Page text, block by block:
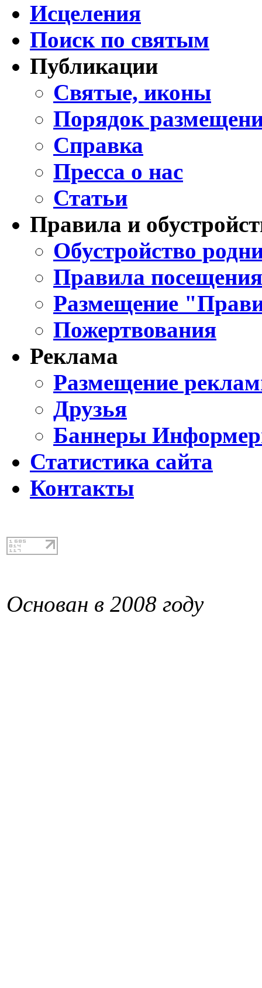
Исцеления
Поиск по святым
Публикации
Святые, иконы
Порядок
Справка
Пресса о нас
Статьи
Правила и
Обустройство
Правила
Размещение
Пожертвования
Реклама
Размещение
Друзья
Баннеры
Статистика сайта
Контакты
Основан в 2008 году